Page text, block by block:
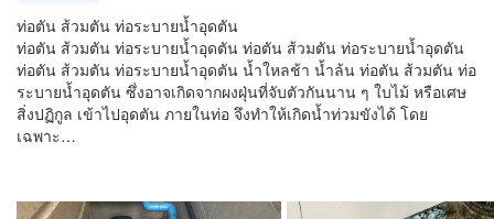
ท่อตัน ส้วมตัน ท่อระบายน้ำอุดตัน
ท่อตัน ส้วมตัน ท่อระบายน้ำอุดตัน ท่อตัน ส้วมตัน ท่อระบายน้ำอุดตัน
ท่อตัน ส้วมตัน ท่อระบายน้ำอุดตัน น้ำใหลช้า น้ำล้น ท่อตัน ส้วมตัน ท่อ
ระบายน้ำอุดตัน ซึ่งอาจเกิดจากผงฝุ่นที่จับตัวกันนาน ๆ ใบไม้ หรือเศษ
สิ่งปฏิกูล เข้าไปอุดตัน ภายในท่อ จึงทำให้เกิดน้ำท่วมขังได้ โดย
เฉพาะ…